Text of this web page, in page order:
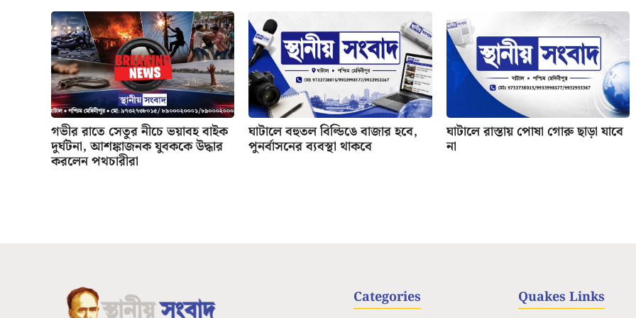
গভীর রাতে সেতুর নীচে ভয়াবহ বাইক
দুর্ঘটনা, আশঙ্কাজনক যুবককে উদ্ধার
করলেন পথচারীরা
ঘাটালে বহুতল বিল্ডিঙে বাজার হবে,
পুনর্বাসনের ব্যবস্থা থাকবে
ঘাটালে রাস্তায় পোষা গোরু ছাড়া যাবে
না
Categories Quakes Links